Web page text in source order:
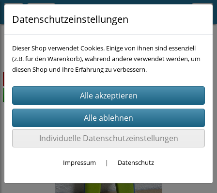
EINZELSTÜCKE
Datenschutzeinstellungen
Dieser Shop verwendet Cookies. Einige von ihnen sind essenziell
(z.B. für den Warenkorb), während andere verwendet werden, um
diesen Shop und Ihre Erfahrung zu verbessern.
Individuelle Datenschutzeinstellungen
Impressum | Datenschutz